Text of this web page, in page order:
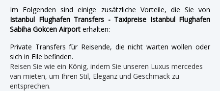
Im Folgenden sind einige zusätzliche Vorteile, die Sie von
Istanbul Flughafen Transfers - Taxipreise Istanbul Flughafen
Sabiha Gokcen Airport erhalten:
Private Transfers für Reisende, die nicht warten wollen oder
sich in Eile befinden.
Reisen Sie wie ein König, indem Sie unseren Luxus mercedes
van mieten, um Ihren Stil, Eleganz und Geschmack zu
entsprechen.